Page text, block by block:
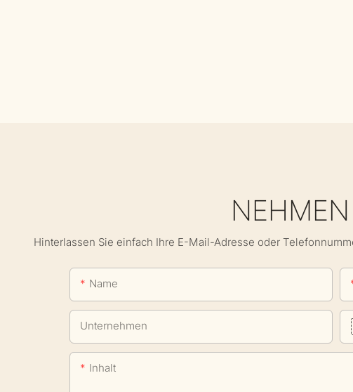
Hinterlassen Sie einfach Ihre E-Mail-Adresse oder
Name
Unternehmen
Inhalt